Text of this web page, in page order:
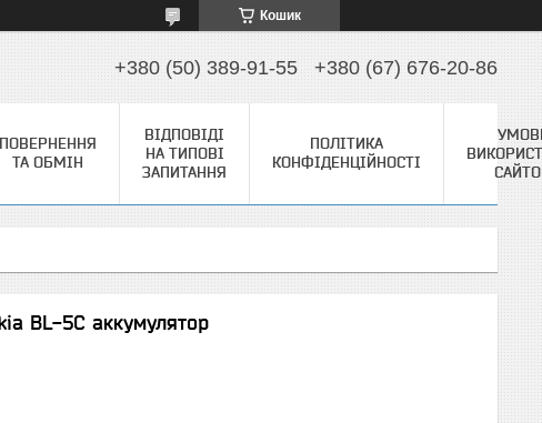
Кошик
+380 (50) 389-91-55 +380 (67) 676-20-86
ПОВЕРНЕННЯ
ТА ОБМІН
ВІДПОВІДІ
НА ТИПОВІ
ЗАПИТАННЯ
ПОЛІТИКА
КОНФІДЕНЦІЙНОСТІ
BL-5C аккумулятор